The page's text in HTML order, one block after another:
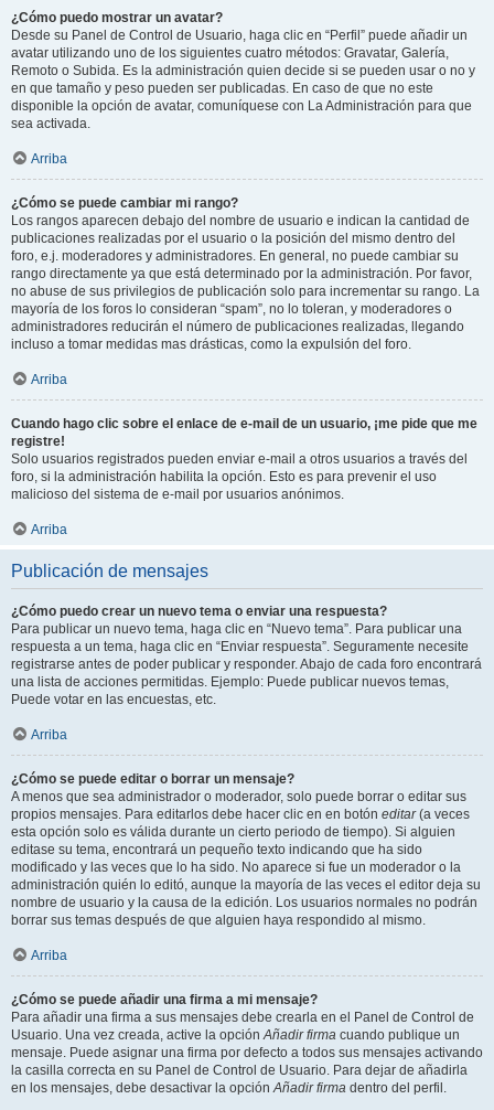
¿Cómo puedo mostrar un avatar?
Desde su Panel de Control de Usuario, haga clic en “Perfil” puede añadir un
avatar utilizando uno de los siguientes cuatro métodos: Gravatar, Galería,
Remoto o Subida. Es la administración quien decide si se pueden usar o no y
en que tamaño y peso pueden ser publicadas. En caso de que no este
disponible la opción de avatar, comuníquese con La Administración para que
sea activada.
Arriba
¿Cómo se puede cambiar mi rango?
Los rangos aparecen debajo del nombre de usuario e indican la cantidad de
publicaciones realizadas por el usuario o la posición del mismo dentro del
foro, e.j. moderadores y administradores. En general, no puede cambiar su
rango directamente ya que está determinado por la administración. Por favor,
no abuse de sus privilegios de publicación solo para incrementar su rango. La
mayoría de los foros lo consideran “spam”, no lo toleran, y moderadores o
administradores reducirán el número de publicaciones realizadas, llegando
incluso a tomar medidas mas drásticas, como la expulsión del foro.
Arriba
Cuando hago clic sobre el enlace de e-mail de un usuario, ¡me pide que me
registre!
Solo usuarios registrados pueden enviar e-mail a otros usuarios a través del
foro, si la administración habilita la opción. Esto es para prevenir el uso
malicioso del sistema de e-mail por usuarios anónimos.
Arriba
Publicación de mensajes
¿Cómo puedo crear un nuevo tema o enviar una respuesta?
Para publicar un nuevo tema, haga clic en “Nuevo tema”. Para publicar una
respuesta a un tema, haga clic en “Enviar respuesta”. Seguramente necesite
registrarse antes de poder publicar y responder. Abajo de cada foro encontrará
una lista de acciones permitidas. Ejemplo: Puede publicar nuevos temas,
Puede votar en las encuestas, etc.
Arriba
¿Cómo se puede editar o borrar un mensaje?
A menos que sea administrador o moderador, solo puede borrar o editar sus
propios mensajes. Para editarlos debe hacer clic en en botón editar(a veces
esta opción solo es válida durante un cierto periodo de tiempo). Si alguien
editase su tema, encontrará un pequeño texto indicando que ha sido
modificado y las veces que lo ha sido. No aparece si fue un moderador o la
administración quién lo editó, aunque la mayoría de las veces el editor deja su
nombre de usuario y la causa de la edición. Los usuarios normales no podrán
borrar sus temas después de que alguien haya respondido al mismo.
Arriba
¿Cómo se puede añadir una firma a mi mensaje?
Para añadir una firma a sus mensajes debe crearla en el Panel de Control de
Usuario. Una vez creada, active la opciónAñadir firma cuando publique un
mensaje. Puede asignar una firma por defecto a todos sus mensajes activando
la casilla correcta en su Panel de Control de Usuario. Para dejar de añadirla
en los mensajes, debe desactivar la opciónAñadir firma dentro del perfil.